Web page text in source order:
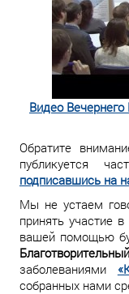
Видео
Обратите
публикуется
подписавшись на
Мы не устаем
принять участие
вашей помощью
заболеваниями
собранных нами